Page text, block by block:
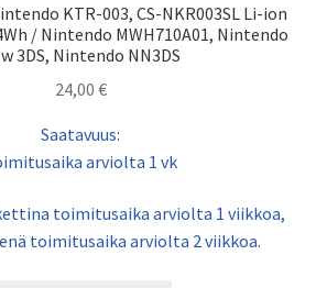
KTR-003, CS-NKR003SL Li-ion
/ Nintendo MWH710A01, Nintendo
3DS, Nintendo NN3DS
24,00 €
Saatavuus:
arviolta 1 vk
toimitusaika arviolta 1 viikkoa,
toimitusaika arviolta 2 viikkoa.